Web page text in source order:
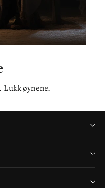
øynene.